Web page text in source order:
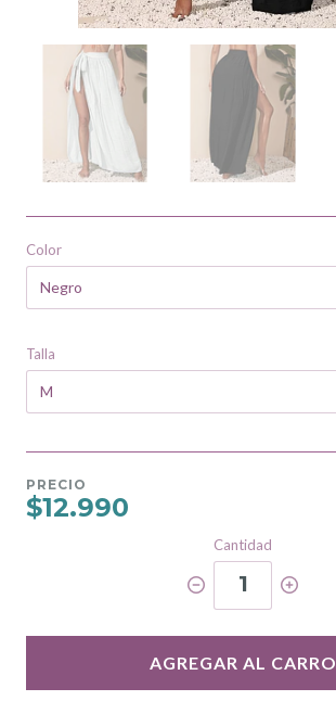
Color
Talla
PRECIO
$12.990
Cantidad
1
AGREGAR AL CARRO